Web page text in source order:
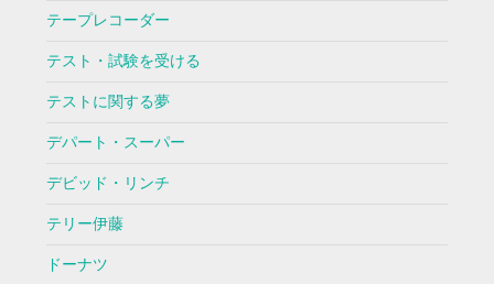
テープレコーダー
テスト・試験を受ける
テストに関する夢
デパート・スーパー
デビッド・リンチ
テリー伊藤
ドーナツ